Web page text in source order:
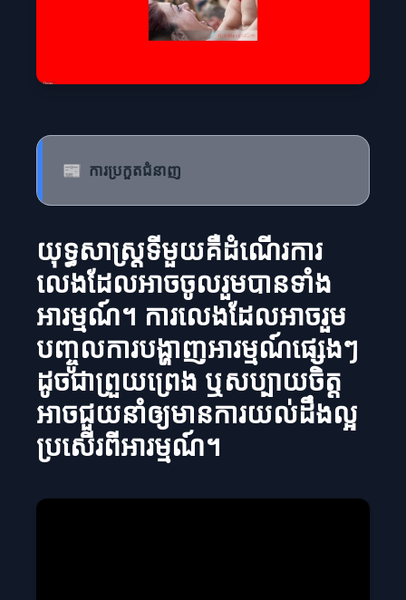
📰 ការប្រកួតជំនាញ
យុទ្ធសាស្ត្រទីមួយគឺដំណើរការ
លេងដែលអាចចូលរួមបានទាំង
អារម្មណ៍។ ការលេងដែលអាចរួម
បញ្ចូលការបង្ហាញអារម្មណ៍ផ្សេងៗ
ដូចជាព្រួយព្រេង ឬសប្បាយចិត្ត
អាចជួយនាំឲ្យមានការយល់ដឹងល្អ
ប្រសើរពីអារម្មណ៍។